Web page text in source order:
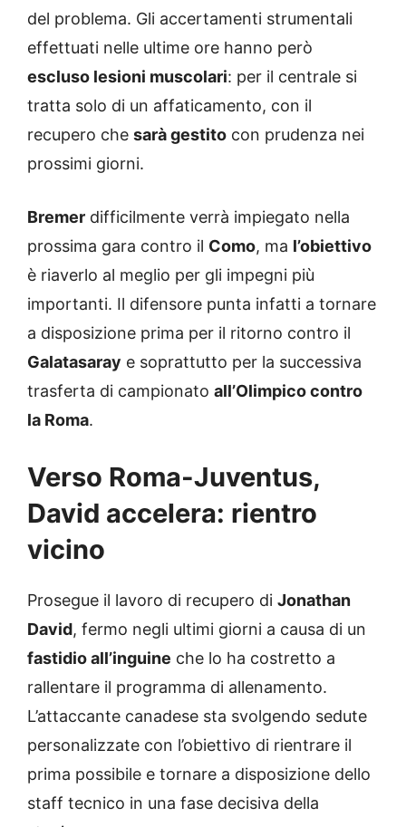
del problema. Gli accertamenti strumentali
effettuati nelle ultime ore hanno però
escluso lesioni muscolari: per il centrale si
tratta solo di un affaticamento, con il
recupero che sarà gestito con prudenza nei
prossimi giorni.
Bremer difficilmente verrà impiegato nella
prossima gara contro il Como, ma l’obiettivo
è riaverlo al meglio per gli impegni più
importanti. Il difensore punta infatti a tornare
a disposizione prima per il ritorno contro il
Galatasaray e soprattutto per la successiva
trasferta di campionato all’Olimpico contro
la Roma.
Verso Roma-Juventus,
David accelera: rientro
vicino
Prosegue il lavoro di recupero di Jonathan
David, fermo negli ultimi giorni a causa di un
fastidio all’inguine che lo ha costretto a
rallentare il programma di allenamento.
L’attaccante canadese sta svolgendo sedute
personalizzate con l’obiettivo di rientrare il
prima possibile e tornare a disposizione dello
staff tecnico in una fase decisiva della